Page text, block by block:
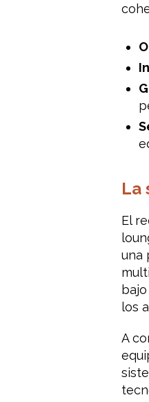
La
El
una
los
A